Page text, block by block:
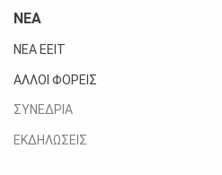
ΝΕΑ
ΝΕΑ ΕΕΙΤ
ΑΛΛΟΙ ΦΟΡΕΙΣ
ΣΥΝΕΔΡΙΑ
ΕΚΔΗΛΩΣΕΙΣ